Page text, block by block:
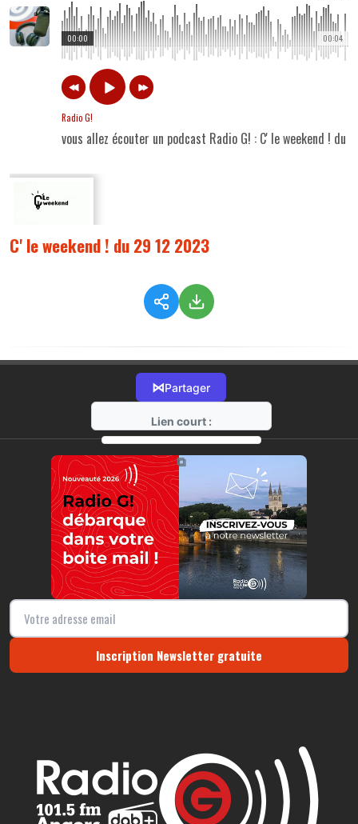
00:04
00:00
Radio G!
vous allez écouter un podcast Radio G! : C' le weekend ! du
C' le weekend ! du 29 12 2023
⋈Partager
Lien court :
https://radio-g.fr?13428
⧉
Inscription Newsletter gratuite